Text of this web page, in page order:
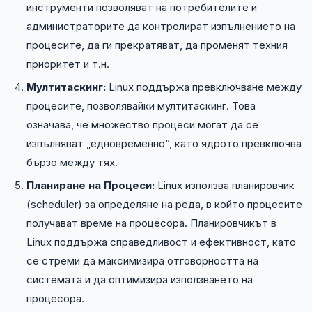
инструменти позволяват на потребителите и
администраторите да контролират изпълнението на
процесите, да ги прекратяват, да променят техния
приоритет и т.н.
Мултитаскинг: Linux поддържа превключване между
процесите, позволявайки мултитаскинг. Това
означава, че множество процеси могат да се
изпълняват „едновременно“, като ядрото превключва
бързо между тях.
Планиране на Процеси: Linux използва планировчик
(scheduler) за определяне на реда, в който процесите
получават време на процесора. Планировчикът в
Linux поддържа справедливост и ефективност, като
се стреми да максимизира отговорността на
системата и да оптимизира използването на
процесора.